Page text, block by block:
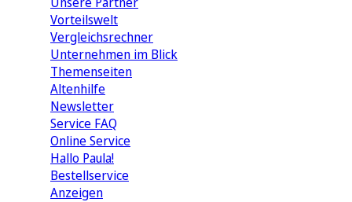
Vorteilswelt
Vergleichsrechner
Unternehmen im Blick
Themenseiten
Altenhilfe
Newsletter
Service FAQ
Online Service
Hallo Paula!
Bestellservice
Anzeigen